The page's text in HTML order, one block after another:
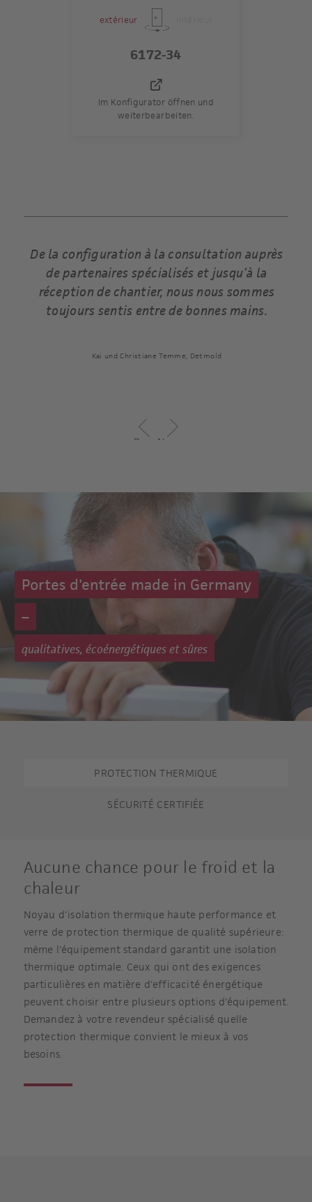
extérieur
6172-34
Im Konfigurator öffnen und
weiterbearbeiten.
De la configuration à la consultation auprès
de partenaires spécialisés et jusqu’à la
réception de chantier, nous nous sommes
toujours sentis entre de bonnes mains.
Kai und Christiane Temme, Detmold
Previous
Next
Portes d'entrée made in Germany
–
qualitatives, écoénergétiques et sûres
PROTECTION THERMIQUE
SÉCURITÉ CERTIFIÉE
Aucune chance pour le froid et la
chaleur
Noyau d'isolation thermique haute performance et
verre de protection thermique de qualité supérieure:
même l'équipement standard garantit une isolation
thermique optimale. Ceux qui ont des exigences
particulières en matière d'efficacité énergétique
peuvent choisir entre plusieurs options d'équipement.
Demandez à votre revendeur spécialisé quelle
protection thermique convient le mieux à vos
besoins.